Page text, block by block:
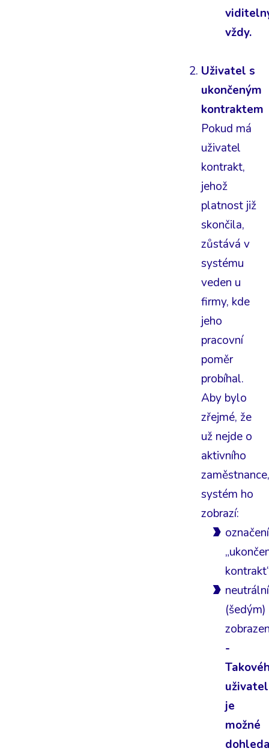
vždy.
Uživatel s
ukončeným
kontraktem
Pokud má
uživatel
kontrakt,
jehož
platnost již
skončila,
zůstává v
systému
veden u
firmy, kde
jeho
pracovní
poměr
probíhal.
Aby bylo
zřejmé, že
už nejde o
aktivního
zaměstnance,
systém ho
zobrazí:
(šedým)
-
je
možné